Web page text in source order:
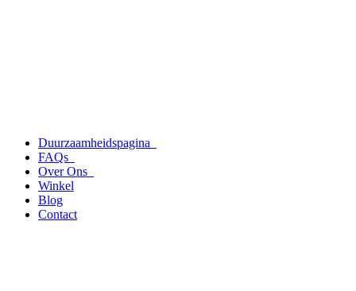
Duurzaamheidspagina
FAQs
Over Ons
Winkel
Blog
Contact